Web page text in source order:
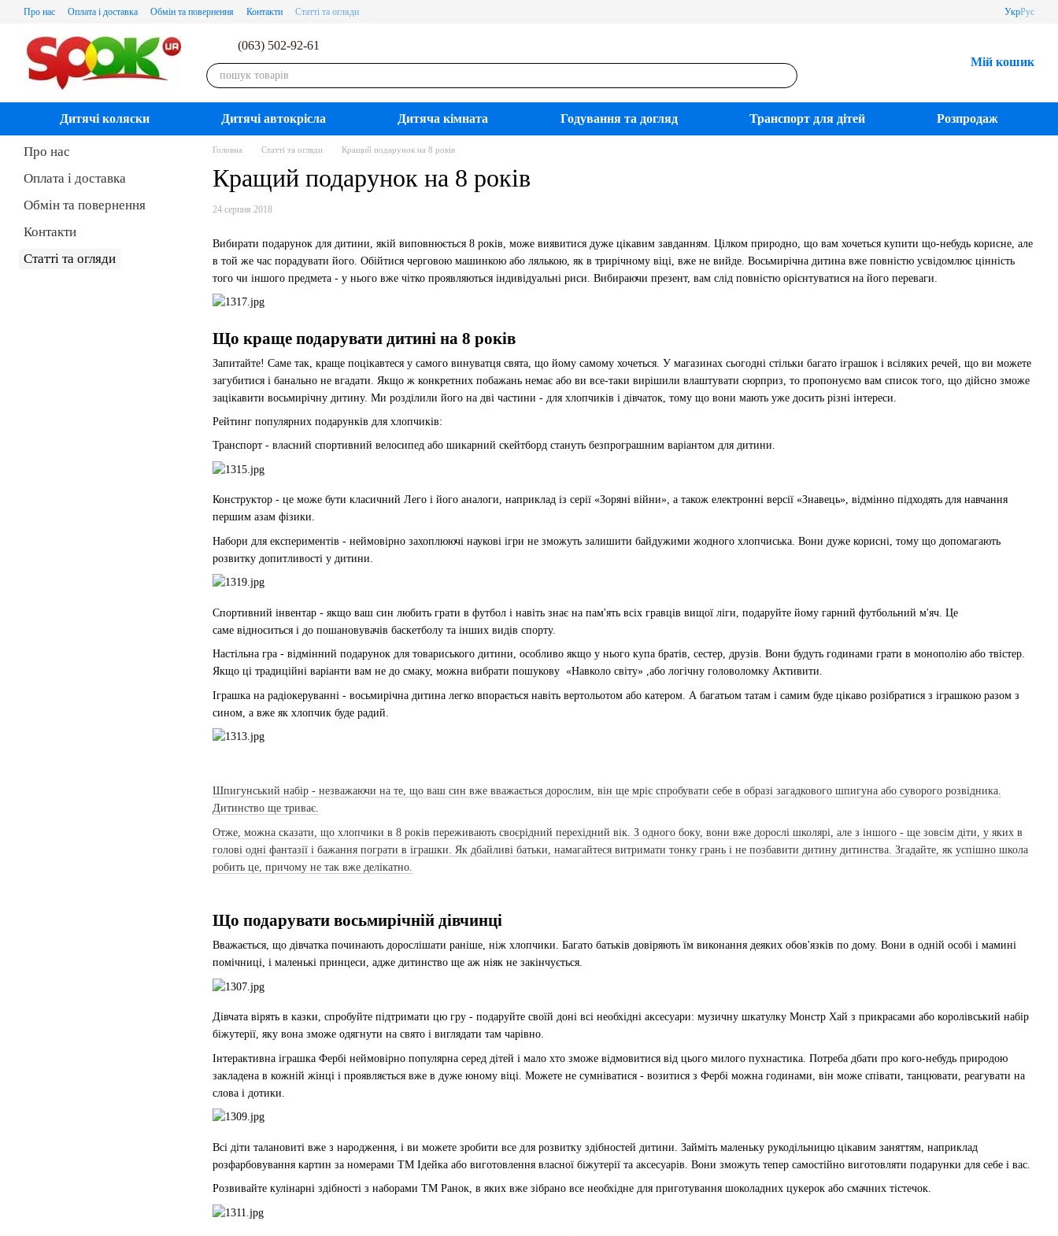
Перейти до основного контенту
Про нас Оплата і доставка Обмін та повернення Контакти Статті та огляди УкрРус
(063) 502-92-61
Мій кошик
Дитячі коляски Дитячі автокрісла Дитяча кімната Годування та догляд Транспорт для дітей Розпродаж
Головна Статті та огляди Кращий подарунок на 8 років
Кращий подарунок на 8 років
24 серпня 2018
Вибирати подарунок для дитини, якій виповнюється 8 років, може виявитися дуже цікавим завданням. Цілком природно, що вам хочеться купити що-небудь корисне, але
в той же час порадувати його. Обійтися черговою машинкою або лялькою, як в трирічному віці, вже не вийде. Восьмирічна дитина вже повністю усвідомлює цінність
того чи іншого предмета - у нього вже чітко проявляються індивідуальні риси. Вибираючи презент, вам слід повністю орієнтуватися на його переваги.
Що краще подарувати дитині на 8 років
Запитайте! Саме так, краще поцікавтеся у самого винуватця свята, що йому самому хочеться. У магазинах сьогодні стільки багато іграшок і всіляких речей, що ви можете
загубитися і банально не вгадати. Якщо ж конкретних побажань немає або ви все-таки вирішили влаштувати сюрприз, то пропонуємо вам список того, що дійсно зможе
зацікавити восьмирічну дитину. Ми розділили його на дві частини - для хлопчиків і дівчаток, тому що вони мають уже досить різні інтереси.
Рейтинг популярних подарунків для хлопчиків:
Транспорт - власний спортивний велосипед або шикарний скейтборд стануть безпрограшним варіантом для дитини.
Конструктор - це може бути класичний Лего і його аналоги, наприклад із серії «Зоряні війни», а також електронні версії «Знавець», відмінно підходять для навчання
першим азам фізики.
Набори для експериментів - неймовірно захоплюючі наукові ігри не зможуть залишити байдужими жодного хлопчиська. Вони дуже корисні, тому що допомагають
розвитку допитливості у дитини.
Спортивний інвентар - якщо ваш син любить грати в футбол і навіть знає на пам'ять всіх гравців вищої ліги, подаруйте йому гарний футбольний м'яч. Це
саме відноситься і до пошановувачів баскетболу та інших видів спорту.
Настільна гра - відмінний подарунок для товариського дитини, особливо якщо у нього купа братів, сестер, друзів. Вони будуть годинами грати в монополію або твістер.
Якщо ці традиційні варіанти вам не до смаку, можна вибрати пошукову «Навколо світу» ,або логічну головоломку Активити.
Іграшка на радіокеруванні - восьмирічна дитина легко впорається навіть вертольотом або катером. А багатьом татам і самим буде цікаво розібратися з іграшкою разом з
сином, а вже як хлопчик буде радий.
Шпигунський набір - незважаючи на те, що ваш син вже вважається дорослим, він ще мріє спробувати себе в образі загадкового шпигуна або суворого розвідника.
Дитинство ще триває.
Отже, можна сказати, що хлопчики в 8 років переживають своєрідний перехідний вік. З одного боку, вони вже дорослі школярі, але з іншого - ще зовсім діти, у яких в
голові одні фантазії і бажання пограти в іграшки. Як дбайливі батьки, намагайтеся витримати тонку грань і не позбавити дитину дитинства. Згадайте, як успішно школа
робить це, причому не так вже делікатно.
Що подарувати восьмирічній дівчинці
Вважається, що дівчатка починають дорослішати раніше, ніж хлопчики. Багато батьків довіряють їм виконання деяких обов'язків по дому. Вони в одній особі і мамині
помічниці, і маленькі принцеси, адже дитинство ще аж ніяк не закінчується.
Дівчата вірять в казки, спробуйте підтримати цю гру - подаруйте своїй доні всі необхідні аксесуари: музичну шкатулку Монстр Хай з прикрасами або королівський набір
біжутерії, яку вона зможе одягнути на свято і виглядати там чарівно.
Інтерактивна іграшка Фербі неймовірно популярна серед дітей і мало хто зможе відмовитися від цього милого пухнастика. Потреба дбати про кого-небудь природою
закладена в кожній жінці і проявляється вже в дуже юному віці. Можете не сумніватися - возитися з Фербі можна годинами, він може співати, танцювати, реагувати на
слова і дотики.
Всі діти талановиті вже з народження, і ви можете зробити все для розвитку здібностей дитини. Займіть маленьку рукодільницю цікавим заняттям, наприклад
розфарбовування картин за номерами ТМ Ідейка або виготовлення власної біжутерії та аксесуарів. Вони зможуть тепер самостійно виготовляти подарунки для себе і вас.
Розвивайте кулінарні здібності з наборами ТМ Ранок, в яких вже зібрано все необхідне для приготування шоколадних цукерок або смачних тістечок.
Про нас
Оплата і доставка
Обмін та повернення
Контакти
Статті та огляди